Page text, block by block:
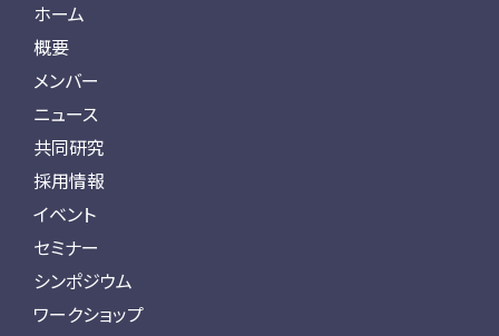
ホーム
概要
メンバー
ニュース
共同研究
採用情報
イベント
セミナー
シンポジウム
ワークショップ